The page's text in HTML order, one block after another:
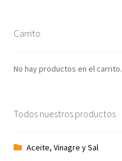
Carrito
No hay productos en el carrito.
Todos nuestros productos
Aceite, Vinagre y Sal